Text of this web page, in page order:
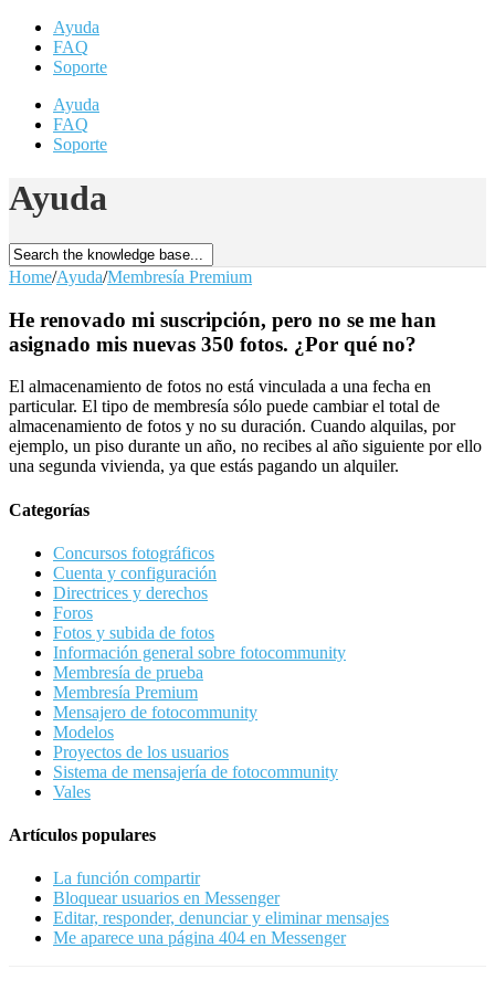
Ayuda
FAQ
Soporte
Ayuda
FAQ
Soporte
Ayuda
Home/Ayuda/Membresía Premium
He renovado mi suscripción, pero no se me han
asignado mis nuevas 350 fotos. ¿Por qué no?
El almacenamiento de fotos no está vinculada a una fecha en
particular. El tipo de membresía sólo puede cambiar el total de
almacenamiento de fotos y no su duración. Cuando alquilas, por
ejemplo, un piso durante un año, no recibes al año siguiente por ello
una segunda vivienda, ya que estás pagando un alquiler.
Categorías
Concursos fotográficos
Cuenta y configuración
Directrices y derechos
Foros
Fotos y subida de fotos
Información general sobre fotocommunity
Membresía de prueba
Membresía Premium
Mensajero de fotocommunity
Modelos
Proyectos de los usuarios
Sistema de mensajería de fotocommunity
Vales
Artículos populares
La función compartir
Bloquear usuarios en Messenger
Editar, responder, denunciar y eliminar mensajes
Me aparece una página 404 en Messenger